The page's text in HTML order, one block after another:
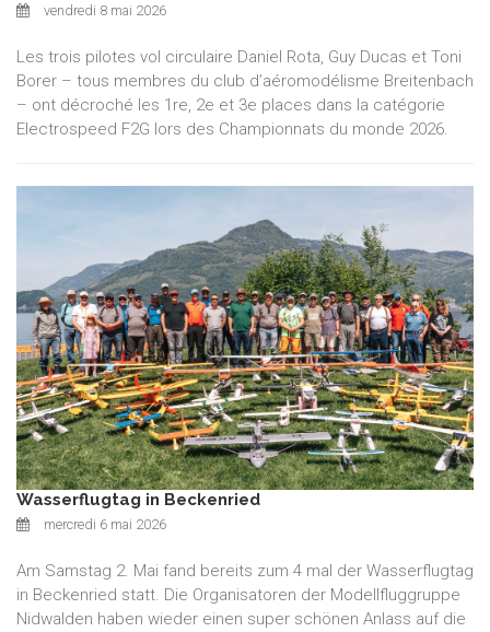
vendredi 8 mai 2026
Les trois pilotes vol circulaire Daniel Rota, Guy Ducas et Toni
Borer – tous membres du club d’aéromodélisme Breitenbach
– ont décroché les 1re, 2e et 3e places dans la catégorie
Electrospeed F2G lors des Championnats du monde 2026.
Wasserflugtag in Beckenried
mercredi 6 mai 2026
Am Samstag 2. Mai fand bereits zum 4 mal der Wasserflugtag
in Beckenried statt. Die Organisatoren der Modellfluggruppe
Nidwalden haben wieder einen super schönen Anlass auf die